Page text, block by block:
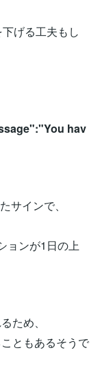
げる工夫もし
hav
サインで、
ョンが1日の上
ため、
ともあるそうで